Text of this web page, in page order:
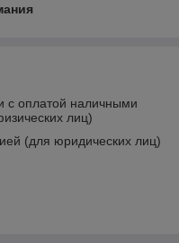
с оплатой наличными
лиц)
(для юридических лиц)